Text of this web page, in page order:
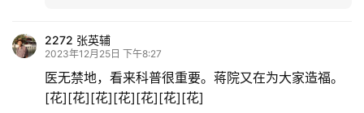
2272 张英辅
2023年12月25日 下午8:27
医无禁地，看来科普很重要。蒋院又在为大家造福。
[花][花][花][花][花][花][花]